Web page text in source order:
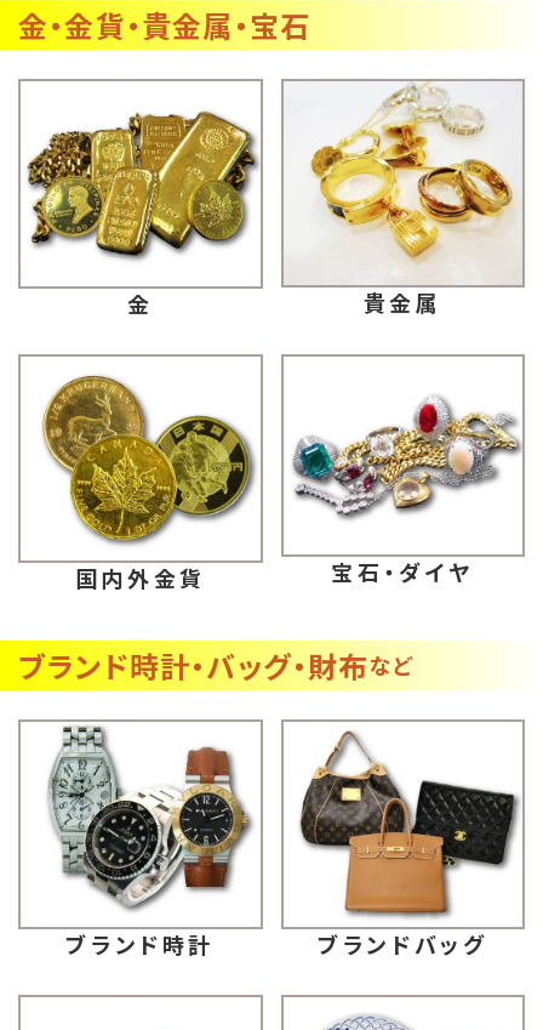
金・金貨・貴金属・宝石
金 貴金属
国内外金貨 宝石・ダイヤ
ブランド時計・バッグ・財布など
ブランド時計 ブランドバッグ